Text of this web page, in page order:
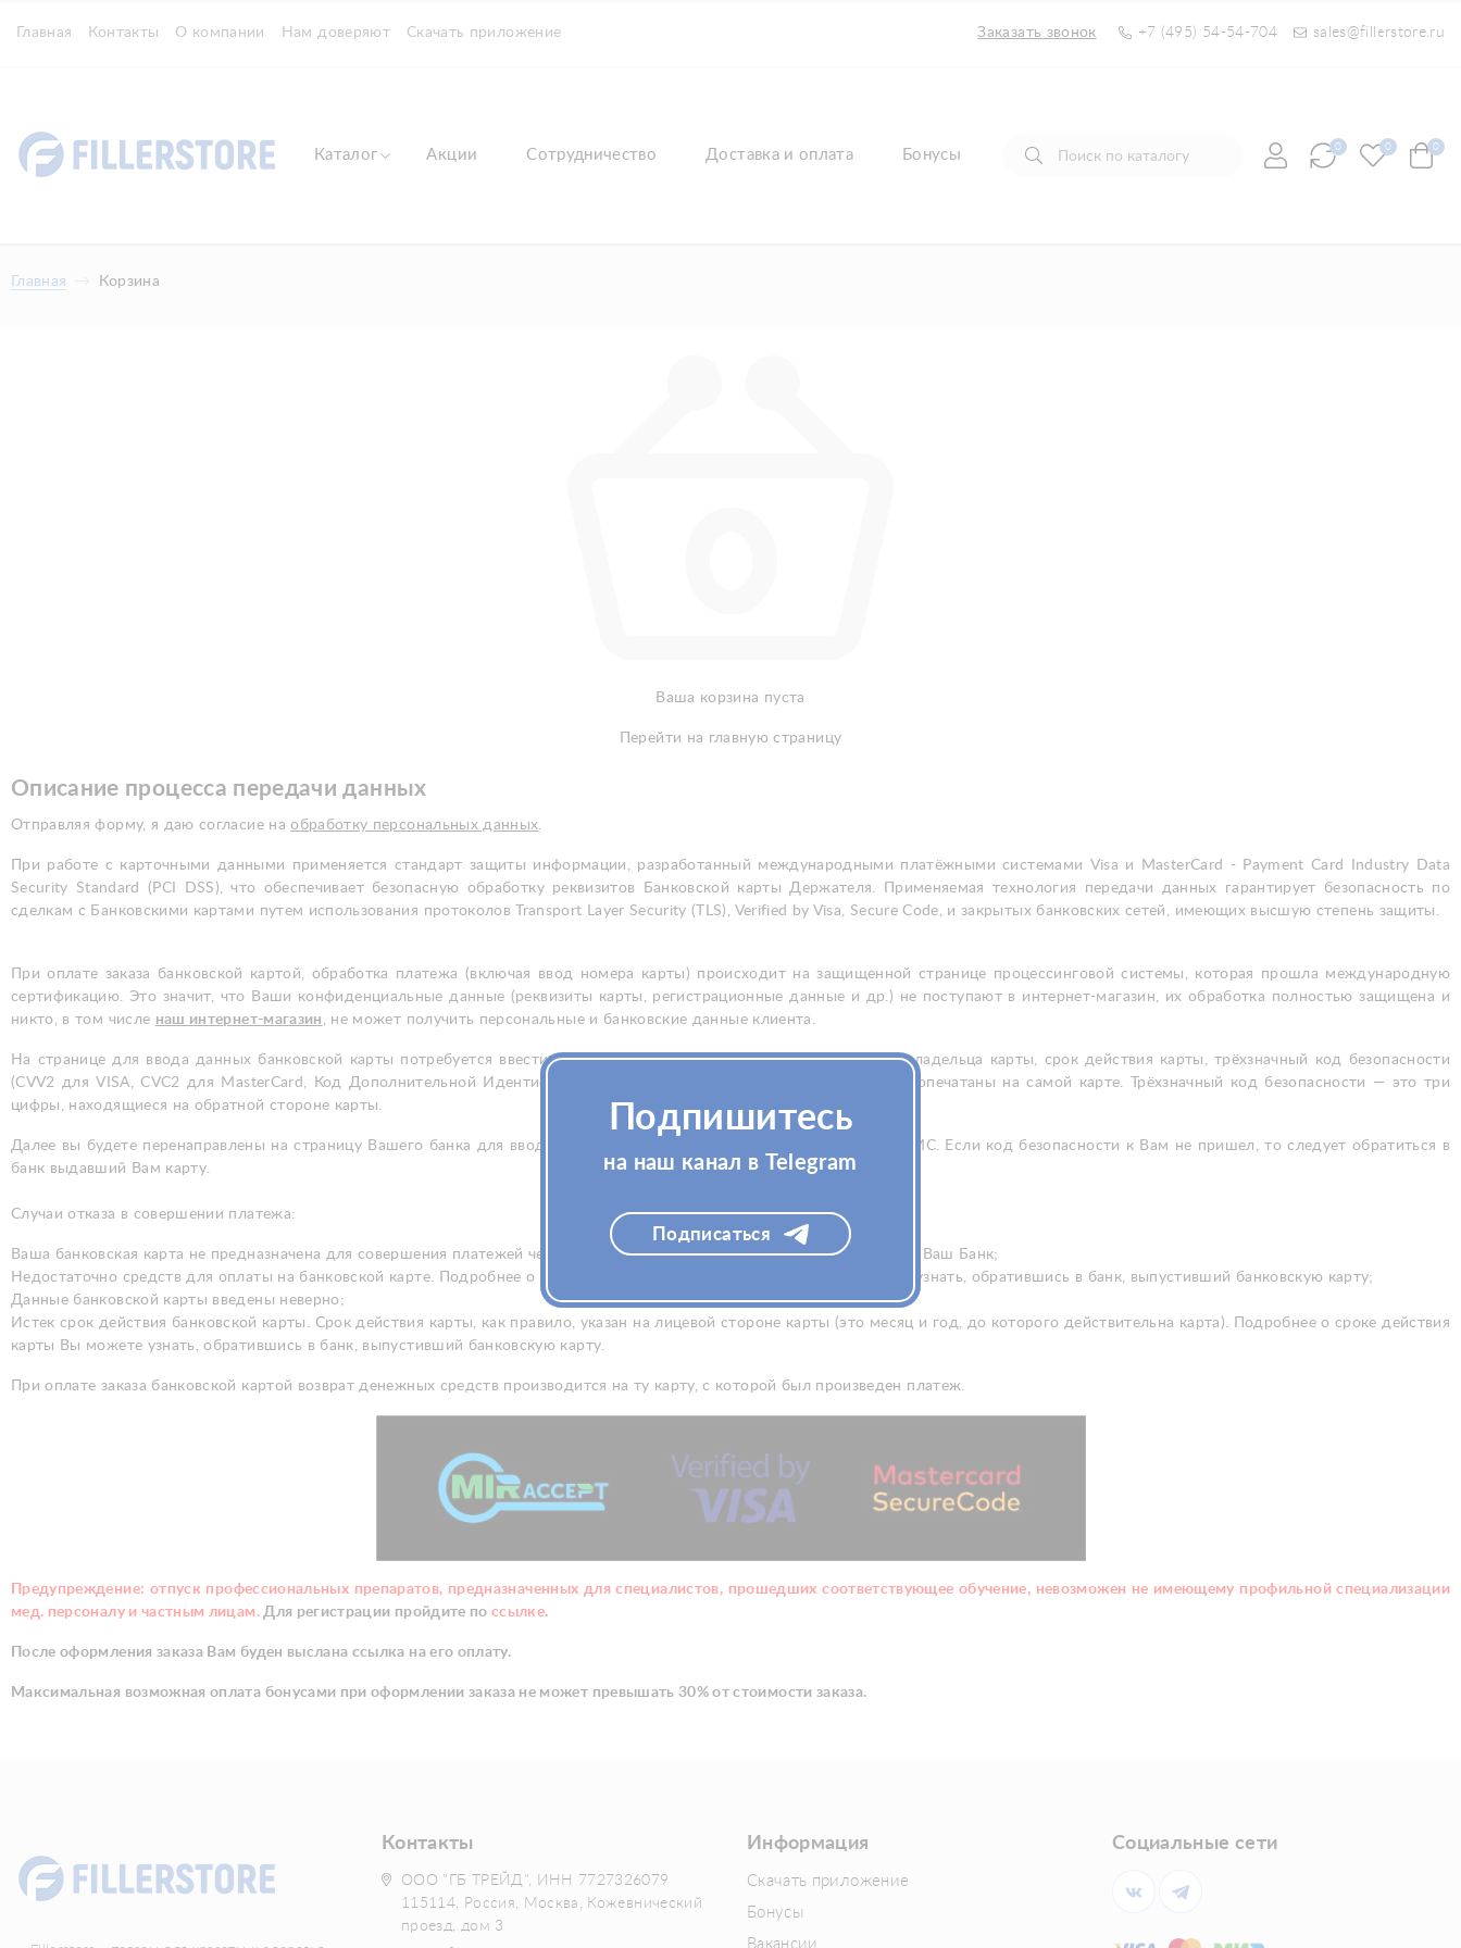
Главная Контакты О компании Нам доверяют Скачать приложение Заказать звонок +7 (495) 54-54-704 sales@fillerstore.ru
Каталог Акции Сотрудничество Доставка и оплата Бонусы 0 0 0
Главная Корзина
Ваша корзина пуста
Перейти на главную страницу
Описание процесса передачи данных
Отправляя форму, я даю согласие наобработку персональных данных
При работе с карточными данными применяется стандарт защиты информации, разработанный международными платёжными системами Visa и MasterCard - Payment Card Industry Data
Security Standard (PCI DSS), что обеспечивает безопасную обработку реквизитов Банковской карты Держателя. Применяемая технология передачи данных гарантирует безопасность по
сделкам с Банковскими картами путем использования протоколов Transport Layer Security (TLS), Verified by Visa, Secure Code, и закрытых банковских сетей, имеющих высшую степень защиты.
При оплате заказа банковской картой, обработка платежа (включая ввод номера карты) происходит на защищенной странице процессинговой системы, которая прошла международную
сертификацию. Это значит, что Ваши конфиденциальные данные (реквизиты карты, регистрационные данные и др.) не поступают в интернет-магазин, их обработка полностью защищена и
никто, в том числе наш интернет-магазин , не может получить персональные и банковские данные клиента.
На странице для ввода данных банковской карты потребуется ввести данные банковской карты: номер карты, имя владельца карты, срок действия карты, трёхзначный код безопасности
(CVV2 для VISA, CVC2 для MasterCard, Код Дополнительной Идентификации для МИР). Все необходимые данные пропечатаны на самой карте. Трёхзначный код безопасности — это три
цифры, находящиеся на обратной стороне карты.
Далее вы будете перенаправлены на страницу Вашего банка для ввода кода безопасности, который придет к Вам в СМС. Если код безопасности к Вам не пришел, то следует обратиться в
банк выдавший Вам карту.
Случаи отказа в совершении платежа:
Ваша банковская карта не предназначена для совершения платежей через интернет, о чем можно узнать, обратившись в Ваш Банк;
Недостаточно средств для оплаты на банковской карте. Подробнее о наличии средств на банковской карте Вы можете узнать, обратившись в банк, выпустивший банковскую карту;
Данные банковской карты введены неверно;
Истек срок действия банковской карты. Срок действия карты, как правило, указан на лицевой стороне карты (это месяц и год, до которого действительна карта). Подробнее о сроке действия
карты Вы можете узнать, обратившись в банк, выпустивший банковскую карту.
При оплате заказа банковской картой возврат денежных средств производится на ту карту, с которой был произведен платеж.
Предупреждение: отпуск профессиональных препаратов, предназначенных для специалистов, прошедших соответствующее обучение, невозможен не имеющему профильной специализации
мед. персоналу и частным лицам.Для регистрации пройдите поссылке.
После оформления заказа Вам буден выслана ссылка на его оплату.
Максимальная возможная оплата бонусами при оформлении заказа не может превышать 30% от стоимости заказа.
Контакты
ООО "ГБ ТРЕЙД", ИНН 7727326079
115114, Россия, Москва, Кожевнический
проезд, дом 3
Информация
Скачать приложение
Бонусы
Вакансии
Социальные сети
Подпишитесь
на наш канал в Telegram
Подписаться